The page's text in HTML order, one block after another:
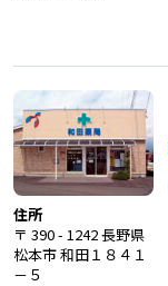
住所
〒 390 - 1242 長野県
松本市 和田１８４１
－５